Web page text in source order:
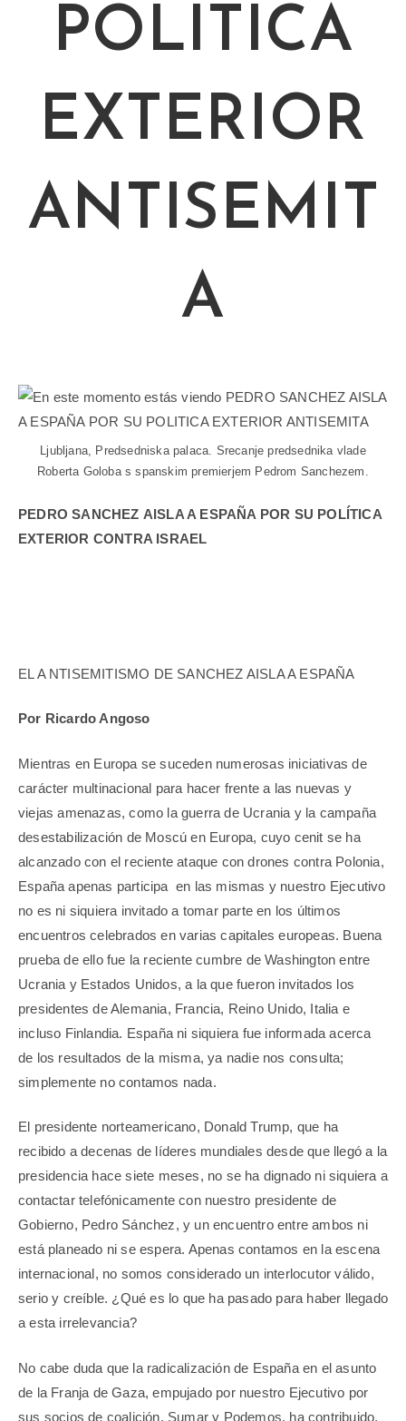
POLITICA
EXTERIOR
ANTISEMIT
A
Ljubljana, Predsedniska palaca. Srecanje predsednika vlade
Roberta Goloba s spanskim premierjem Pedrom Sanchezem.
PEDRO SANCHEZ AISLA A ESPAÑA POR SU POLÍTICA
EXTERIOR CONTRA ISRAEL
EL A NTISEMITISMO DE SANCHEZ AISLA A ESPAÑA
Por Ricardo Angoso
Mientras en Europa se suceden numerosas iniciativas de
carácter multinacional para hacer frente a las nuevas y
viejas amenazas, como la guerra de Ucrania y la campaña
desestabilización de Moscú en Europa, cuyo cenit se ha
alcanzado con el reciente ataque con drones contra Polonia,
España apenas participa en las mismas y nuestro Ejecutivo
no es ni siquiera invitado a tomar parte en los últimos
encuentros celebrados en varias capitales europeas. Buena
prueba de ello fue la reciente cumbre de Washington entre
Ucrania y Estados Unidos, a la que fueron invitados los
presidentes de Alemania, Francia, Reino Unido, Italia e
incluso Finlandia. España ni siquiera fue informada acerca
de los resultados de la misma, ya nadie nos consulta;
simplemente no contamos nada.
El presidente norteamericano, Donald Trump, que ha
recibido a decenas de líderes mundiales desde que llegó a la
presidencia hace siete meses, no se ha dignado ni siquiera a
contactar telefónicamente con nuestro presidente de
Gobierno, Pedro Sánchez, y un encuentro entre ambos ni
está planeado ni se espera. Apenas contamos en la escena
internacional, no somos considerado un interlocutor válido,
serio y creíble. ¿Qué es lo que ha pasado para haber llegado
a esta irrelevancia?
No cabe duda que la radicalización de España en el asunto
de la Franja de Gaza, empujado por nuestro Ejecutivo por
sus socios de coalición, Sumar y Podemos, ha contribuido,